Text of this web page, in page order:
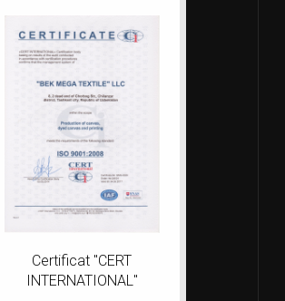
Certificat "CERT
INTERNATIONAL"